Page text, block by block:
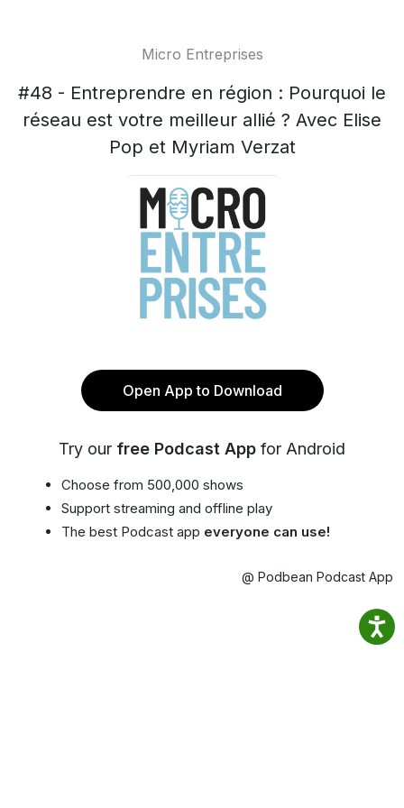
Micro Entreprises
#48 - Entreprendre en région : Pourquoi le
réseau est votre meilleur allié ? Avec Elise
Pop et Myriam Verzat
Open App to Download
Try our free Podcast App for Android
Choose from 500,000 shows
Support streaming and offline play
The best Podcast app everyone can use!
@ Podbean Podcast App